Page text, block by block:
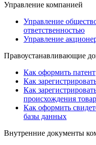
Управление компанией
Управление
ответственностью
Управление
Правоустанавливающие
Как оформить патент
Как
Как
происхождения
Как оформить
базы данных
Внутренние документы